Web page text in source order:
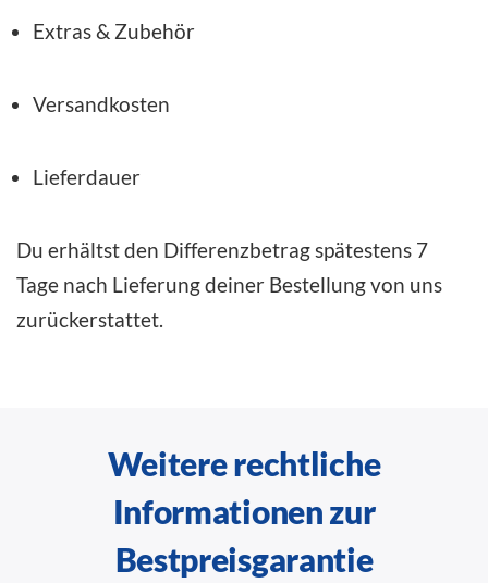
Extras & Zubehör
Versandkosten
Lieferdauer
Du erhältst den Differenzbetrag spätestens 7
Tage nach Lieferung deiner Bestellung von uns
zurückerstattet.
Weitere rechtliche
Informationen zur
Bestpreisgarantie